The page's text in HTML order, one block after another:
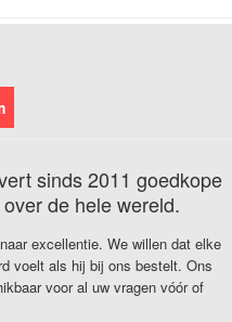
sinds 2011 goedkope
de hele wereld.
excellentie. We willen dat elke
voelt als hij bij ons bestelt. Ons
voor al uw vragen vóór of